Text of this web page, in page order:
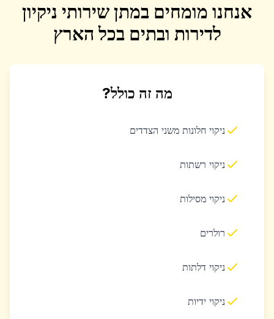
אנחנו מומחים במתן שירותי ניקיון
לדירות ובתים בכל הארץ
מה זה כולל?
ניקוי חלונות משני הצדדים
ניקוי רשתות
ניקוי מסילות
רולרים
ניקוי דלתות
ניקוי ידיות